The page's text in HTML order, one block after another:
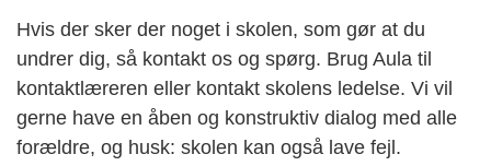
Hvis der sker der noget i skolen, som gør at du
undrer dig, så kontakt os og spørg. Brug Aula til
kontaktlæreren eller kontakt skolens ledelse. Vi vil
gerne have en åben og konstruktiv dialog med alle
forældre, og husk: skolen kan også lave fejl.